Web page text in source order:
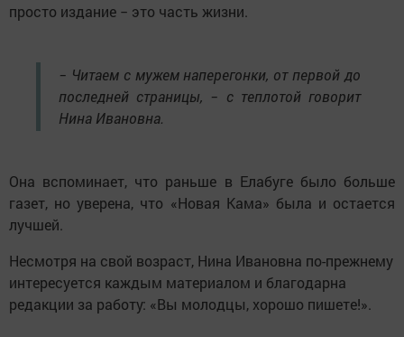
просто издание − это часть жизни.
− Читаем с мужем наперегонки, от первой до
последней страницы, − с теплотой говорит
Нина Ивановна.
Она вспоминает, что раньше в Елабуге было больше
газет, но уверена, что «Новая Кама» была и остается
лучшей.
Несмотря на свой возраст, Нина Ивановна по-прежнему
интересуется каждым материалом и благодарна
редакции за работу: «Вы молодцы, хорошо пишете!».